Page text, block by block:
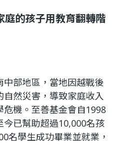
庭的孩子用教育翻轉階
部地區，當地因越戰後
然災害，導致家庭收入
機。至善基金會自1998
已幫助超過10,000名孩
名學生成功畢業並就業，